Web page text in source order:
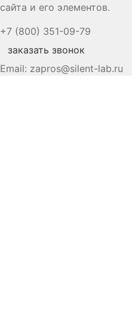
сайта и его элементов.
+7 (800) 351-09-79
заказать звонок
Email: zapros@silent-lab.ru